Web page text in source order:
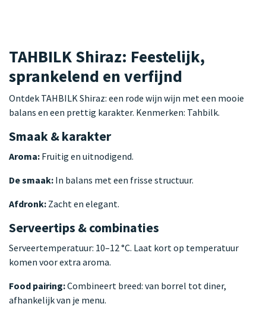
TAHBILK Shiraz: Feestelijk,
sprankelend en verfijnd
Ontdek TAHBILK Shiraz: een rode wijn wijn met een mooie
balans en een prettig karakter. Kenmerken: Tahbilk.
Smaak & karakter
Aroma: Fruitig en uitnodigend.
De smaak: In balans met een frisse structuur.
Afdronk: Zacht en elegant.
Serveertips & combinaties
Serveertemperatuur: 10–12 °C. Laat kort op temperatuur
komen voor extra aroma.
Food pairing:Combineert breed: van borrel tot diner,
afhankelijk van je menu.